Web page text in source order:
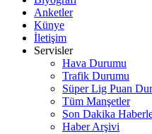
Anketler
Künye
İletişim
Servisler
Hava Durumu
Trafik Durumu
Süper Lig Puan
Tüm Manşetler
Son Dakika
Haber Arşivi